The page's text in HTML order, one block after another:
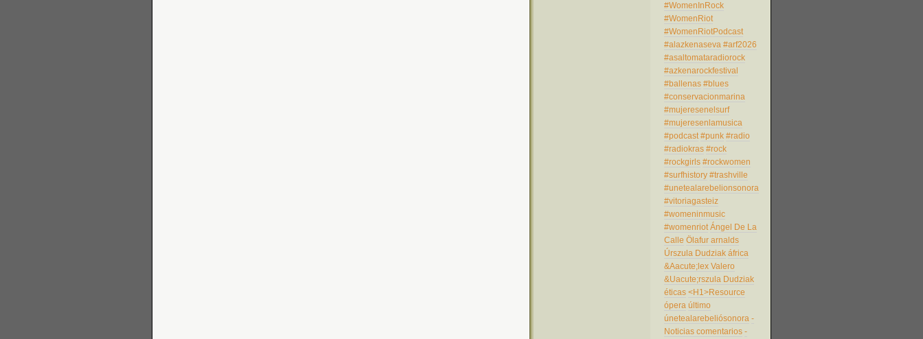
#WomenInRock
#WomenRiot
#WomenRiotPodcast
#alazkenaseva #arf2026
#asaltomataradiorock
#azkenarockfestival
#ballenas #blues
#conservacionmarina
#mujeresenelsurf
#mujeresenlamusica
#podcast #punk #radio
#radiokras #rock
#rockgirls #rockwomen
#surfhistory #trashville
#unetealarebelionsonora
#vitoriagasteiz
#womeninmusic
#womenriot Ángel De La
Calle Ölafur arnalds
Úrszula Dudziak áfrica
&Aacute;lex Valero
&Uacute;rszula Dudziak
éticas <H1>Resource
ópera último
únetealarebeliósonora -
Noticias comentarios -